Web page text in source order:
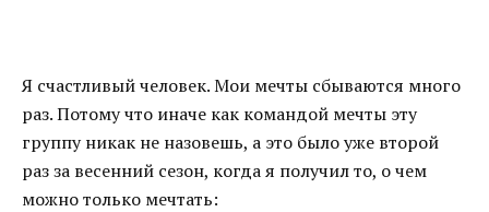
Я счастливый человек. Мои мечты сбываются много
раз. Потому что иначе как командой мечты эту
группу никак не назовешь, а это было уже второй
раз за весенний сезон, когда я получил то, о чем
можно только мечтать: